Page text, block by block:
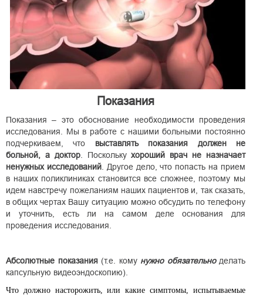
Показания
Показания – это обоснование необходимости проведения
исследования. Мы в работе с нашими больными постоянно
подчеркиваем, что выставлять показания должен не
больной, а доктор. Посколькухороший врач не назначает
ненужных исследований. Другое дело, что попасть на прием
в наших поликлиниках становится все сложнее, поэтому мы
идем навстречу пожеланиям наших пациентов и, так сказать,
в общих чертах Вашу ситуацию можно обсудить по телефону
и уточнить, есть ли на самом деле основания для
проведения исследования.
Абсолютные показания(т.е. кому нужно обязательноделать
капсульную видеоэндоскопию).
Что должно насторожить, или какие симптомы, испытываемые